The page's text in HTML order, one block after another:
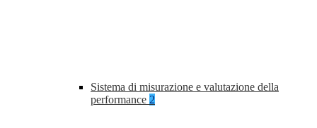
Sistema di misurazione e valutazione della
performance 2